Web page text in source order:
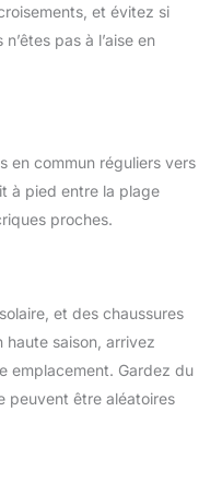
et évitez si
pas à l’aise en
en commun réguliers vers
à pied entre la plage
proches.
et des chaussures
haute saison, arrivez
emplacement. Gardez du
peuvent être aléatoires